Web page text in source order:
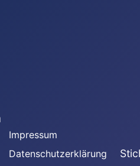
Impressum
Datenschutzerklärung